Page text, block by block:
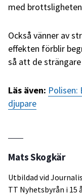
med
Också vänner av
effekten förblir
så att de
Läs även:
djupare
Mats Skogkär
Utbildad vid
TT Nyhetsbyrån i 15